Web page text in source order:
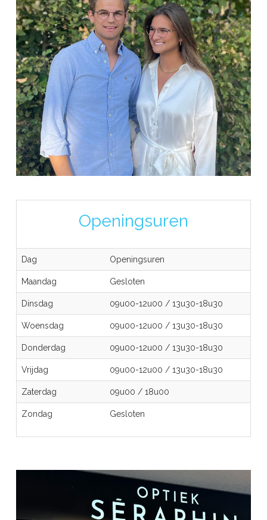
Openingsuren
Dag Openingsuren
Maandag Gesloten
Dinsdag 09u00-12u00 /13u30-18u30
Woensdag 09u00-12u00 /13u30-18u30
Donderdag 09u00-12u00 /13u30-18u30
Vrijdag 09u00-12u00 /13u30-18u30
Zaterdag 09u00 /18u00
Zondag Gesloten